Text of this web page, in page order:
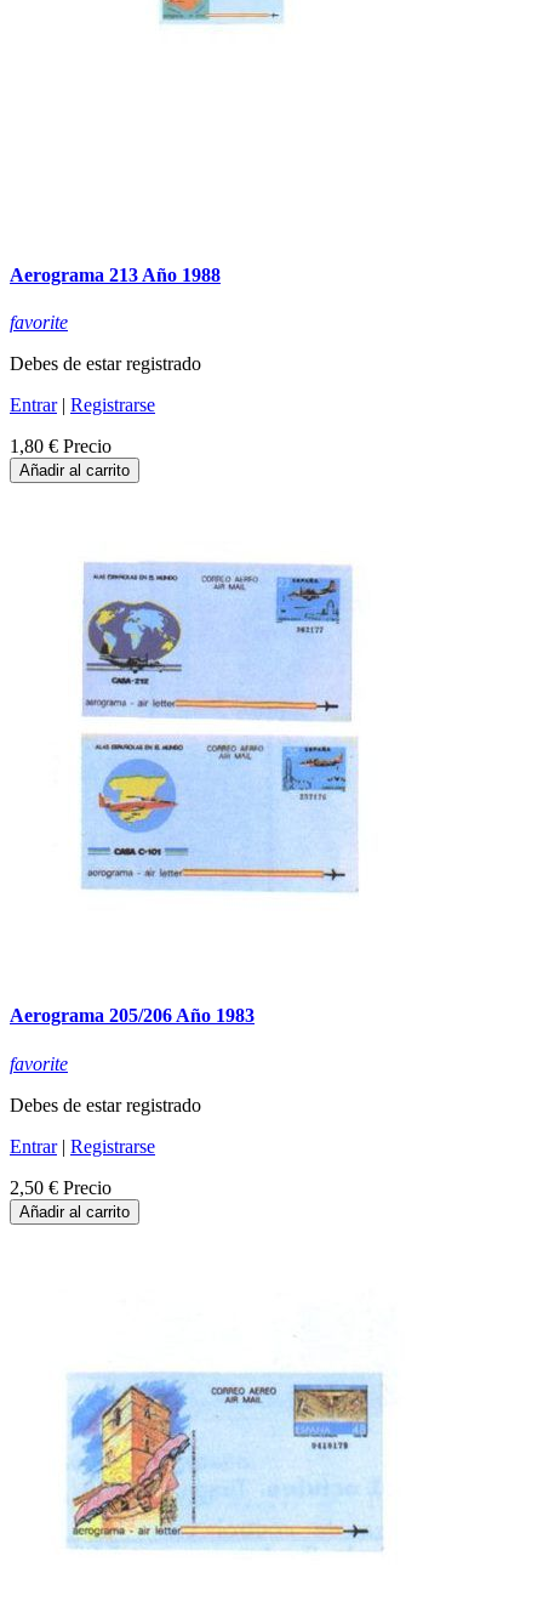
Aerograma 213 Año 1988
favorite
Debes de estar registrado
Entrar| Registrarse
1,80 € Precio
Añadir al carrito
Aerograma 205/206 Año 1983
favorite
Debes de estar registrado
Entrar| Registrarse
2,50 € Precio
Añadir al carrito